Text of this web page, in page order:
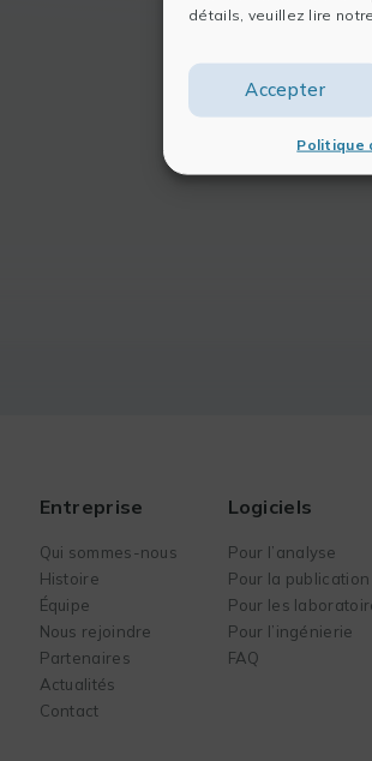
détails, veuillez lire notre
Accepter
Politique
Entreprise
Qui sommes-nous
Histoire
Équipe
Nous rejoindre
Partenaires
Actualités
Contact
Logiciels
Pour l’analyse
Pour la publication
Pour les
Pour l’ingénierie
FAQ